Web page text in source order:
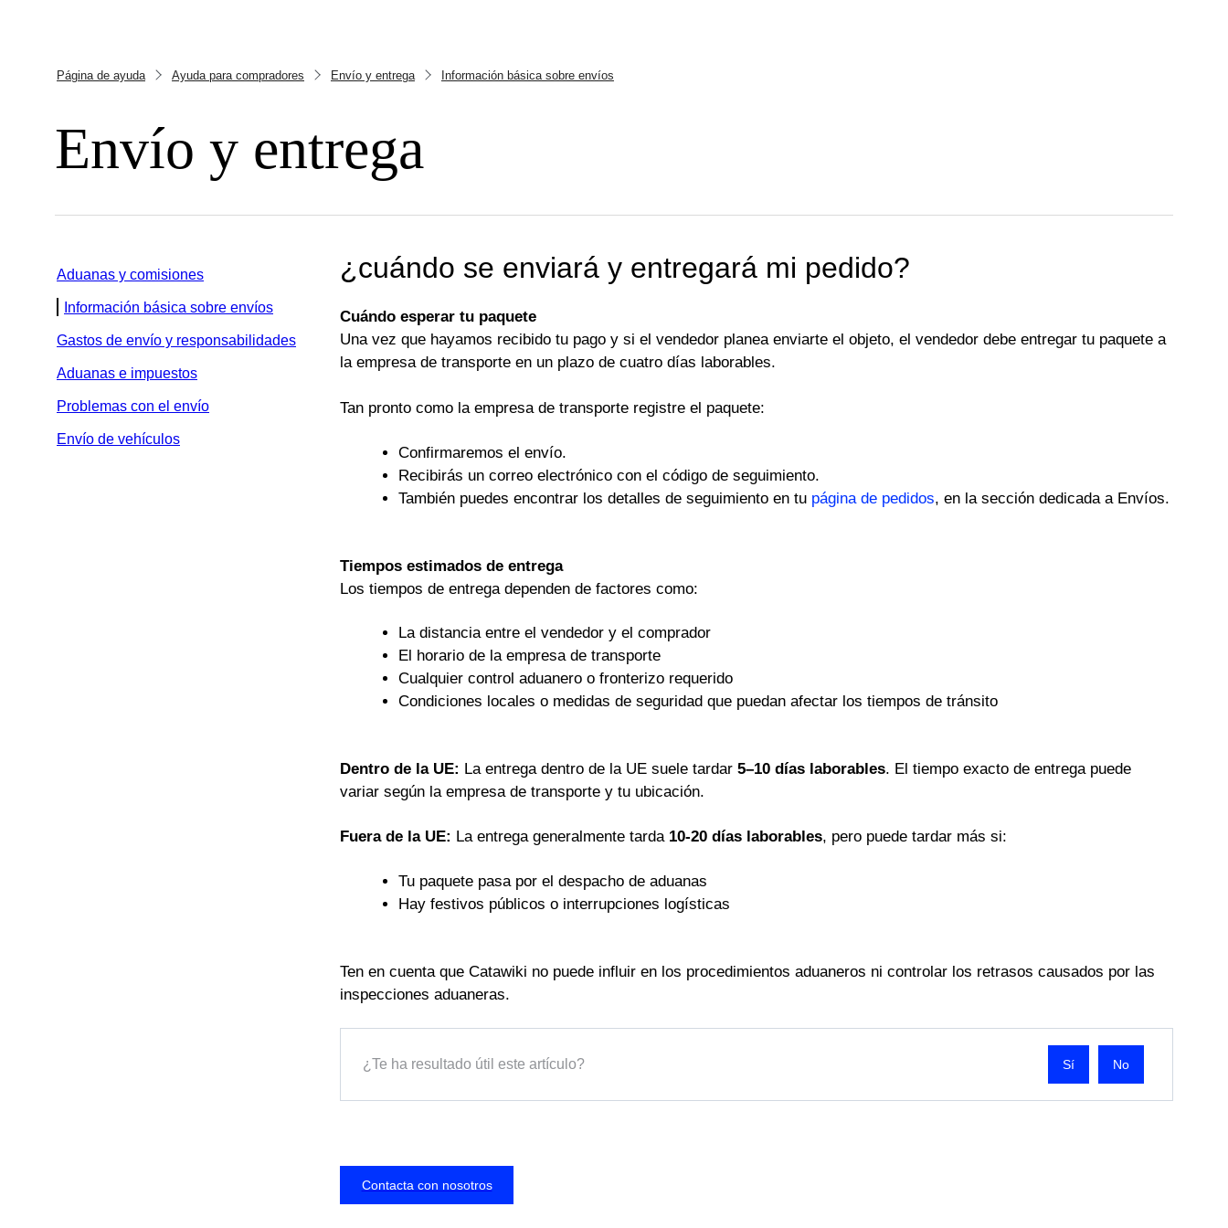
Página de ayuda Ayuda para compradores Envío y entrega Información básica sobre envíos
Envío y entrega
Aduanas y comisiones
Información básica sobre envíos
Gastos de envío y responsabilidades
Aduanas e impuestos
Problemas con el envío
Envío de vehículos
¿cuándo se enviará y entregará mi pedido?
Cuándo esperar tu paquete
Una vez que hayamos recibido tu pago y si el vendedor planea enviarte el objeto, el vendedor debe entregar tu paquete a
la empresa de transporte en un plazo de cuatro días laborables.
Tan pronto como la empresa de transporte registre el paquete:
Confirmaremos el envío.
Recibirás un correo electrónico con el código de seguimiento.
También puedes encontrar los detalles de seguimiento en tu página de pedidos, en la sección dedicada a Envíos.
Tiempos estimados de entrega
Los tiempos de entrega dependen de factores como:
La distancia entre el vendedor y el comprador
El horario de la empresa de transporte
Cualquier control aduanero o fronterizo requerido
Condiciones locales o medidas de seguridad que puedan afectar los tiempos de tránsito
Dentro de la UE: La entrega dentro de la UE suele tardar 5–10 días laborables. El tiempo exacto de entrega puede
variar según la empresa de transporte y tu ubicación.
Fuera de la UE: La entrega generalmente tarda 10-20 días laborables, pero puede tardar más si:
Tu paquete pasa por el despacho de aduanas
Hay festivos públicos o interrupciones logísticas
Ten en cuenta que Catawiki no puede influir en los procedimientos aduaneros ni controlar los retrasos causados por las
inspecciones aduaneras.
¿Te ha resultado útil este artículo? No
Contacta con nosotros